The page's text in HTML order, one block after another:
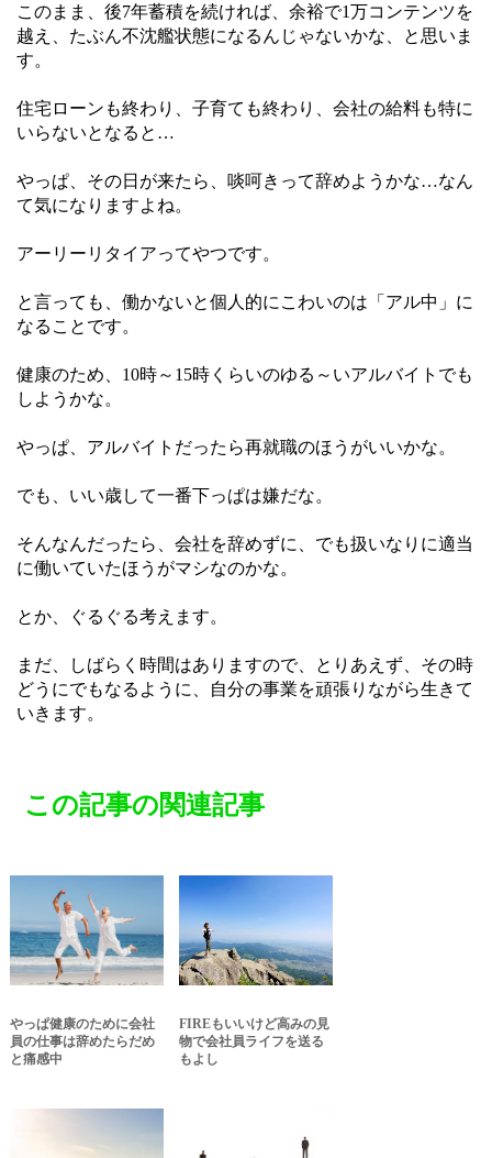
このまま、後7年蓄積を続ければ、余裕で1万コンテンツを
越え、たぶん不沈艦状態になるんじゃないかな、と思いま
す。
住宅ローンも終わり、子育ても終わり、会社の給料も特に
いらないとなると…
やっぱ、その日が来たら、啖呵きって辞めようかな…なん
て気になりますよね。
アーリーリタイアってやつです。
と言っても、働かないと個人的にこわいのは「アル中」に
なることです。
健康のため、10時～15時くらいのゆる～いアルバイトでも
しようかな。
やっぱ、アルバイトだったら再就職のほうがいいかな。
でも、いい歳して一番下っぱは嫌だな。
そんなんだったら、会社を辞めずに、でも扱いなりに適当
に働いていたほうがマシなのかな。
とか、ぐるぐる考えます。
まだ、しばらく時間はありますので、とりあえず、その時
どうにでもなるように、自分の事業を頑張りながら生きて
いきます。
この記事の関連記事
やっぱ健康のために会社
員の仕事は辞めたらだめ
と痛感中
FIREもいいけど高みの見
物で会社員ライフを送る
もよし